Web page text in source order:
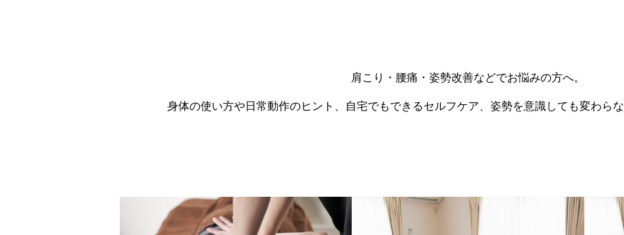
肩こり・腰痛・姿勢改善などでお悩みの方へ。
身体の使い方や日常動作のヒント、自宅でもできるセルフケア、姿勢を意識しても変わら